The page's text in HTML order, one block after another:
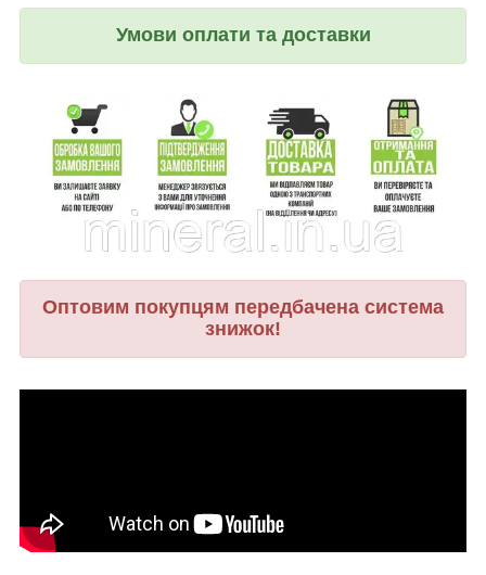
Умови оплати та доставки
Оптовим покупцям передбачена система
знижок!